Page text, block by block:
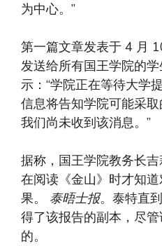
为中心。”
第一篇文章发表于 4 月
发送给所有国王学院的
示：“学院正在等待大学
信息将告知学院可能采
我们尚未收到该消息。”
据称，国王学院教务长
在阅读《金山》时才知
果。 泰晤士报。泰特直
得了该报告的副本，尽
的。